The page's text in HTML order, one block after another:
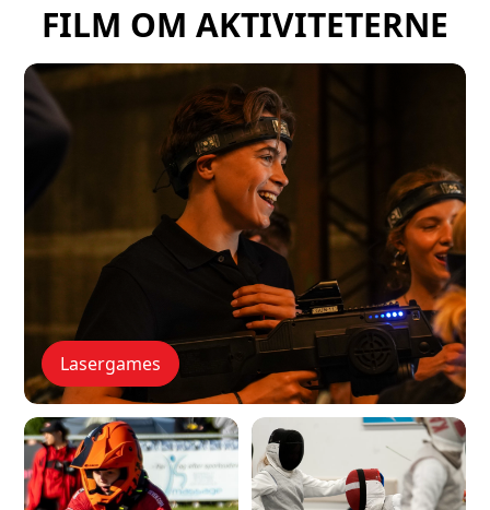
FILM OM AKTIVITETERNE
Lasergames